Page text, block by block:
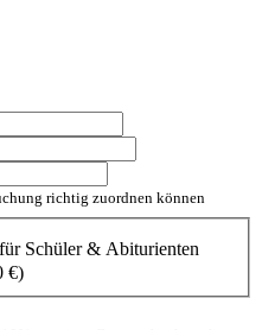
richtig zuordnen können
Schüler & Abiturienten
€)